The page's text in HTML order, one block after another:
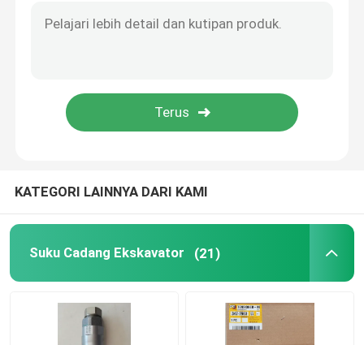
Pompa Injeksi Bahan Bakar Diesel
Turbocharger ekskavator
Pompa hidrolik ekskavator
KIT SEAL Ekskavator
KATEGORI LAINNYA DARI KAMI
Suku Cadang Ekskavator (21)